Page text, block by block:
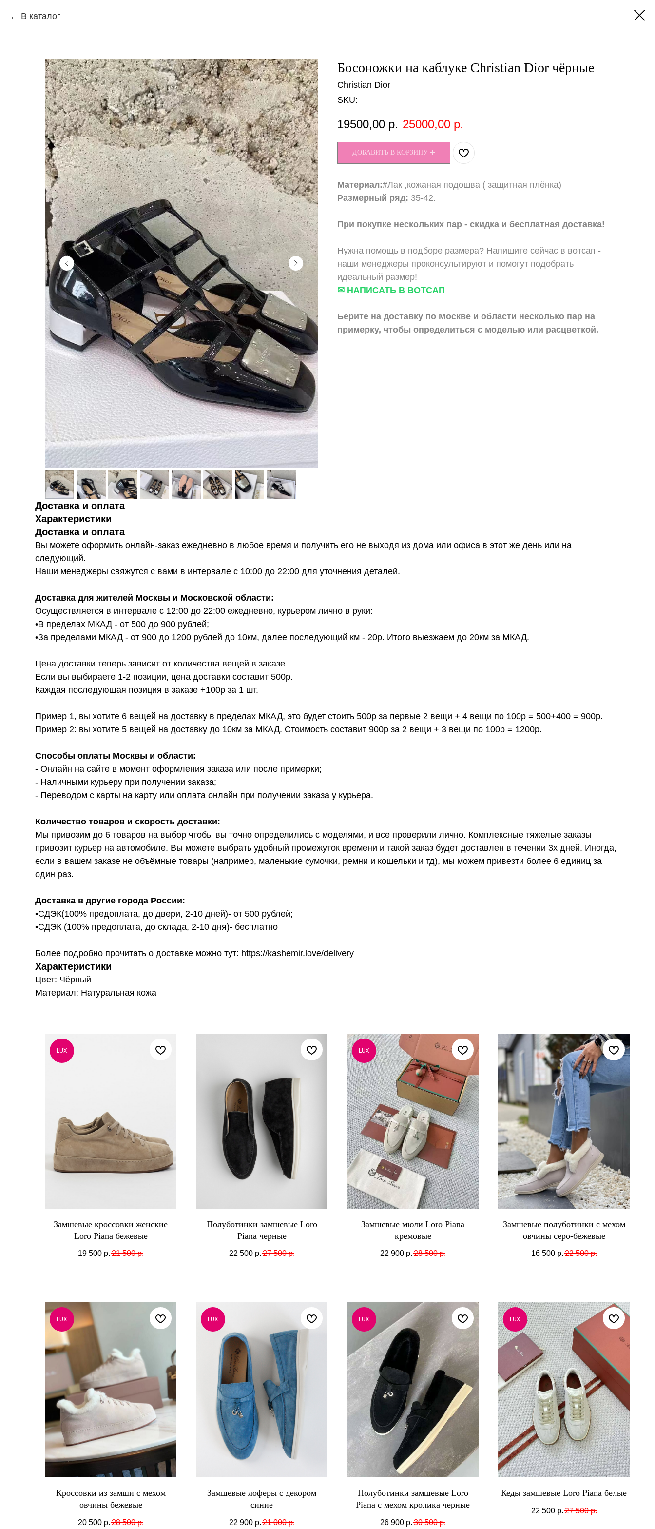
В каталог
Босоножки на каблуке Christian Dior чёрные
Christian Dior
SKU:
19500,00 р. 25000,00 р.
ДОБАВИТЬ В КОРЗИНУ ➕
Материал:#Лак ,кожаная подошва ( защитная плёнка)
Размерный ряд: 35-42.
При покупке нескольких пар - скидка и бесплатная доставка!
Нужна помощь в подборе размера? Напишите сейчас в вотсап -
наши менеджеры проконсультируют и помогут подобрать
идеальный размер!
✉ НАПИСАТЬ В ВОТСАП
Берите на доставку по Москве и области несколько пар на
примерку, чтобы определиться с моделью или расцветкой.
Доставка и оплата
Характеристики
Доставка и оплата
Вы можете оформить онлайн-заказ ежедневно в любое время и получить его не выходя из дома или офиса в этот же день или на
следующий.
Наши менеджеры свяжутся с вами в интервале с 10:00 до 22:00 для уточнения деталей.
Доставка для жителей Москвы и Московской области:
Осуществляется в интервале с 12:00 до 22:00 ежедневно, курьером лично в руки:
•В пределах МКАД - от 500 до 900 рублей;
•За пределами МКАД - от 900 до 1200 рублей до 10км, далее последующий км - 20р. Итого выезжаем до 20км за МКАД.
Цена доставки теперь зависит от количества вещей в заказе.
Если вы выбираете 1-2 позиции, цена доставки составит 500р.
Каждая последующая позиция в заказе +100р за 1 шт.
Пример 1, вы хотите 6 вещей на доставку в пределах МКАД, это будет стоить 500р за первые 2 вещи + 4 вещи по 100р = 500+400 = 900р.
Пример 2: вы хотите 5 вещей на доставку до 10км за МКАД. Стоимость составит 900р за 2 вещи + 3 вещи по 100р = 1200р.
Способы оплаты Москвы и области:
- Онлайн на сайте в момент оформления заказа или после примерки;
- Наличными курьеру при получении заказа;
- Переводом с карты на карту или оплата онлайн при получении заказа у курьера.
Количество товаров и скорость доставки:
Мы привозим до 6 товаров на выбор чтобы вы точно определились с моделями, и все проверили лично. Комплексные тяжелые заказы
привозит курьер на автомобиле. Вы можете выбрать удобный промежуток времени и такой заказ будет доставлен в течении 3х дней. Иногда,
если в вашем заказе не объёмные товары (например, маленькие сумочки, ремни и кошельки и тд), мы можем привезти более 6 единиц за
один раз.
Доставка в другие города России:
•СДЭК(100% предоплата, до двери, 2-10 дней)- от 500 рублей;
•СДЭК (100% предоплата, до склада, 2-10 дня)- бесплатно
Более подробно прочитать о доставке можно тут: https://kashemir.love/delivery
Характеристики
Цвет: Чёрный
Материал: Натуральная кожа
LUX
Замшевые кроссовки женские
Loro Piana бежевые
19 500 р. 21 500 р.
Полуботинки замшевые Loro
Piana черные
22 500 р. 27 500 р.
LUX
Замшевые мюли Loro Piana
кремовые
22 900 р. 28 500 р.
Замшевые полуботинки с мехом
овчины серо-бежевые
16 500 р. 22 500 р.
LUX
Кроссовки из замши с мехом
овчины бежевые
20 500 р. 28 500 р.
LUX
Замшевые лоферы с декором
синие
22 900 р. 21 000 р.
LUX
Полуботинки замшевые Loro
Piana с мехом кролика черные
26 900 р. 30 500 р.
LUX
Кеды замшевые Loro Piana белые
22 500 р. 27 500 р.